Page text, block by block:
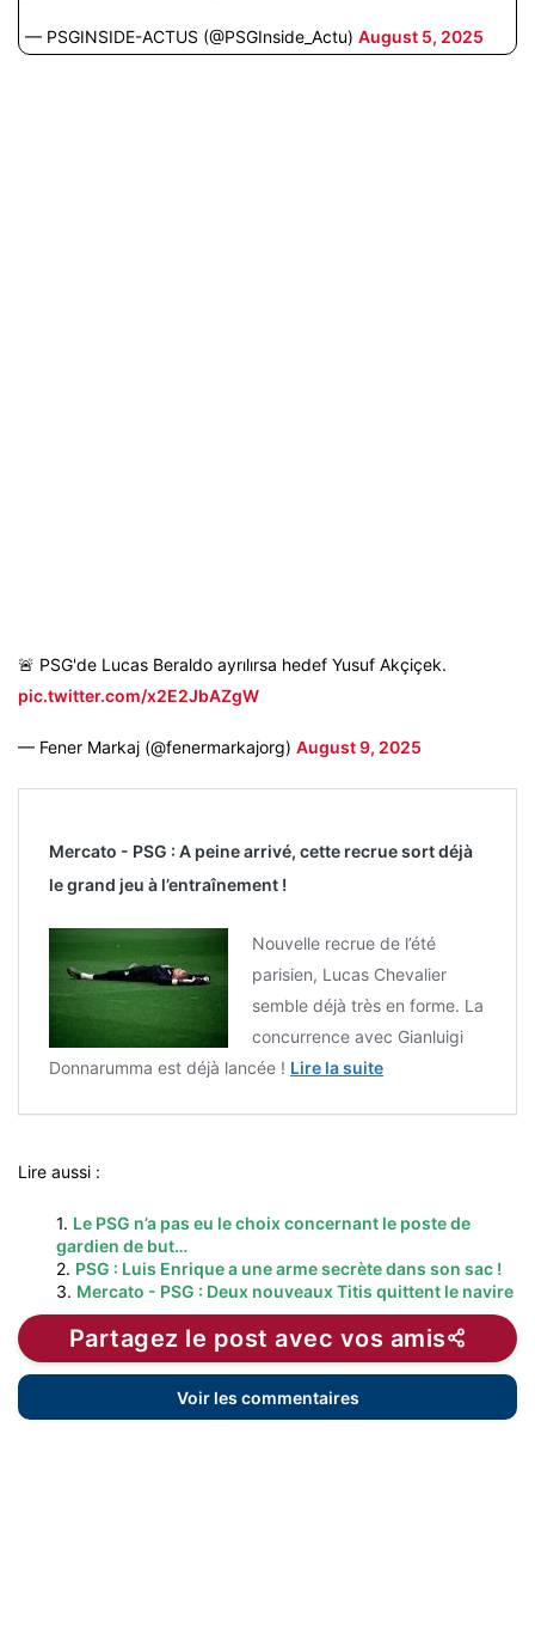
— PSGINSIDE-ACTUS (@PSGInside_Actu) August 5, 2025
🚨 PSG'de Lucas Beraldo ayrılırsa hedef Yusuf Akçiçek.
pic.twitter.com/x2E2JbAZgW
— Fener Markaj (@fenermarkajorg) August 9, 2025
Mercato - PSG : A peine arrivé, cette recrue sort déjà
le grand jeu à l’entraînement !
Nouvelle recrue de l’été
parisien, Lucas Chevalier
semble déjà très en forme. La
concurrence avec Gianluigi
Donnarumma est déjà lancée ! Lire la suite
Lire aussi :
1. Le PSG n’a pas eu le choix concernant le poste de
gardien de but…
2. PSG : Luis Enrique a une arme secrète dans son sac !
3. Mercato - PSG : Deux nouveaux Titis quittent le navire
Partagez le post avec vos amis
Voir les commentaires